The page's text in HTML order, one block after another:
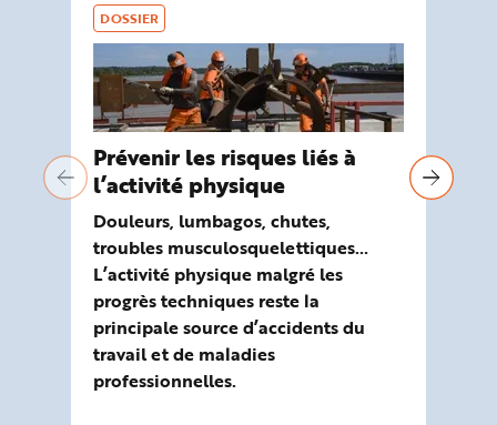
DOSSIER
Prévenir les risques liés à
l’activité physique
Douleurs, lumbagos, chutes,
troubles musculosquelettiques…
L’activité physique malgré les
progrès techniques reste la
principale source d’accidents du
travail et de maladies
professionnelles.